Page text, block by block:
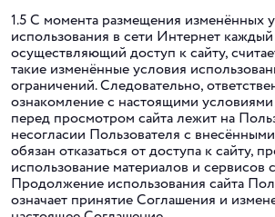
1.5 С момента размещения изменённых
использования в сети Интернет
осуществляющий доступ к сайту,
такие изменённые условия
ограничений. Следовательно,
ознакомление с настоящими
перед просмотром сайта лежит на
несогласии Пользователя с
обязан отказаться от доступа к сайту,
использование материалов и сервисов
Продолжение использования сайта
означает принятие Соглашения и